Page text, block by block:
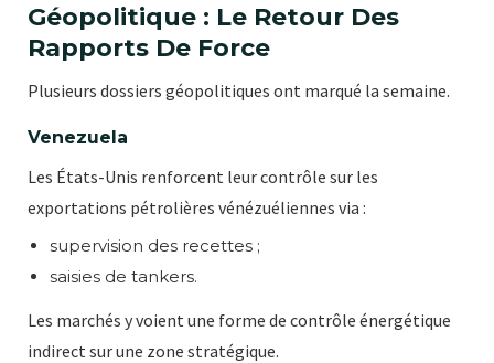
Géopolitique : Le Retour Des
Rapports De Force
Plusieurs dossiers géopolitiques ont marqué la semaine.
Venezuela
Les États-Unis renforcent leur contrôle sur les
exportations pétrolières vénézuéliennes via :
supervision des recettes ;
saisies de tankers.
Les marchés y voient une forme de contrôle énergétique
indirect sur une zone stratégique.